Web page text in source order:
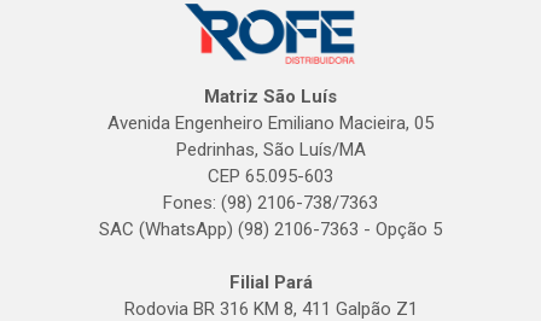
Matriz São Luís
Avenida Engenheiro Emiliano Macieira, 05
Pedrinhas, São Luís/MA
CEP 65.095-603
Fones: (98) 2106-738/7363
SAC (WhatsApp) (98) 2106-7363 - Opção 5
Filial Pará
Rodovia BR 316 KM 8, 411 Galpão Z1